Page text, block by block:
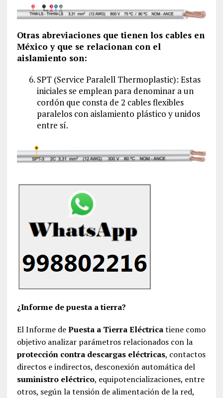
Otras abreviaciones que tienen los cables en
México y que se relacionan con el
aislamiento son:
SPT (Service Paralell Thermoplastic): Estas
iniciales se emplean para denominar a un
cordón que consta de 2 cables flexibles
paralelos con aislamiento plástico y unidos
entre sí.
¿Informe de puesta a tierra?
El Informe dePuesta a Tierra Eléctricatiene como
objetivo analizar parámetros relacionados con la
protección contra descargas eléctricas, contactos
directos e indirectos, desconexión automática del
suministro eléctrico, equipotencializaciones, entre
otros, según la tensión de alimentación de la red,